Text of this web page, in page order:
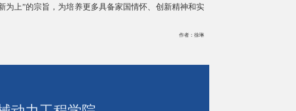
上”的宗旨，为培养更多具备家国情怀、创新精神和实
作者：徐琳